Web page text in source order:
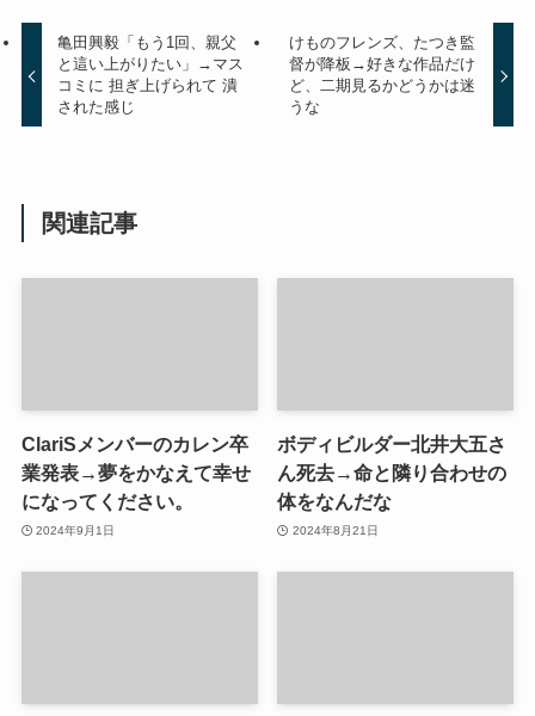
亀田興毅「もう1回、親父
と這い上がりたい」→マス
コミに 担ぎ上げられて 潰
された感じ
けものフレンズ、たつき監
督が降板→好きな作品だけ
ど、二期見るかどうかは迷
うな
関連記事
ClariSメンバーのカレン卒
業発表→夢をかなえて幸せ
になってください。
2024年9月1日
ボディビルダー北井大五さ
ん死去→命と隣り合わせの
体をなんだな
2024年8月21日